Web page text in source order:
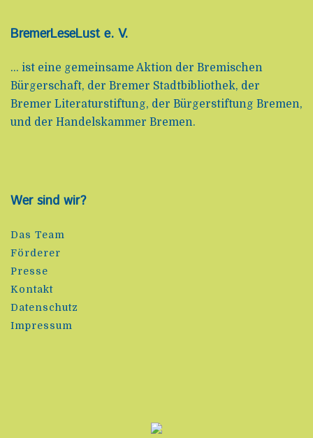
BremerLeseLust e. V.
... ist eine gemeinsame Aktion der Bremischen
Bürgerschaft, der Bremer Stadtbibliothek, der
Bremer Literaturstiftung, der Bürgerstiftung Bremen,
und der Handelskammer Bremen.
Wer sind wir?
Das Team
Förderer
Presse
Kontakt
Datenschutz
Impressum